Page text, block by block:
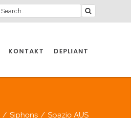
KONTAKT
DEPLIANT
/ Siphons / Spazio AUS